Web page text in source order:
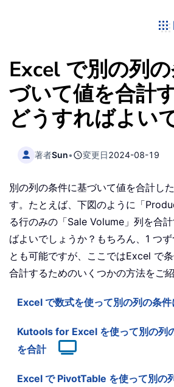
Excel で別の列
づいて値を合計
どうすればよい
著者Sun• 変更日2024-08-19
別の列の条件に基づいて値を合計し
す。たとえば、下図のように「
る行のみの「Sale Volume」列を合
ばよいでしょうか？もちろん、1 つ
とも可能ですが、ここではExcel で
合計するためのいくつかの方法をご紹
Excel で数式を使って別の列の条
Kutools for Excel を使って別の列
を合計
Excel で PivotTable を使って別の